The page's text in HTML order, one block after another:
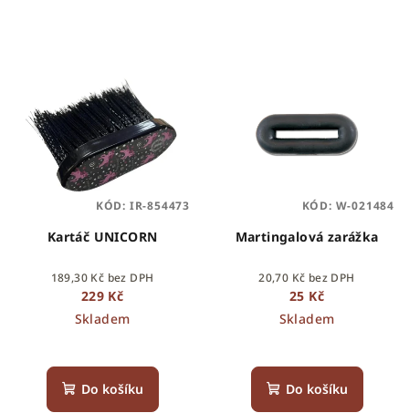
Kartáč UNICORN
189,30 Kč bez DPH
229 Kč
Skladem
Do košíku
KÓD: IR-854473
Martingalová zarážka
20,70 Kč bez DPH
25 Kč
Skladem
Do košíku
KÓD: W-021484